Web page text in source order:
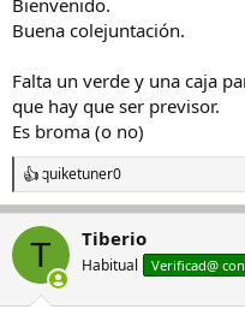
:
Bienvenido.
Buena colejuntación.
Falta un verde y una caja
que hay que ser previsor.
Es broma (o no)
R
e
c
i
quiketuner0
T Tiberio
Habitual Verificad@